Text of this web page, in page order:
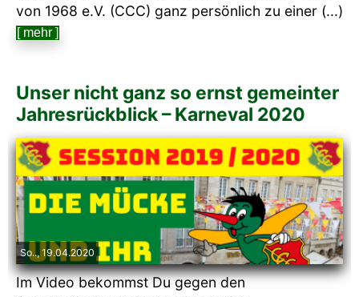
von 1968 e.V. (CCC) ganz persönlich zu einer (...)
[ mehr ]
Unser nicht ganz so ernst gemeinter
Jahresrückblick – Karneval 2020
So.., 19.04.2020
Im Video bekommst Du gegen den